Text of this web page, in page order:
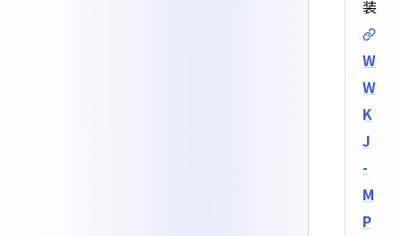
装
W
W
K
J
-
M
P